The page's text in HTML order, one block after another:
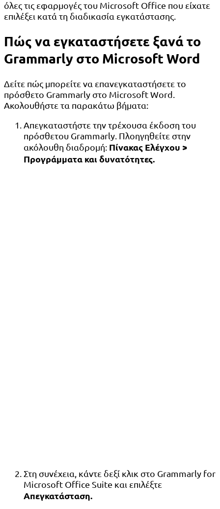
όλες τις εφαρμογές του Microsoft Office που είχατε
επιλέξει κατά τη διαδικασία εγκατάστασης.
Πώς να εγκαταστήσετε ξανά το
Grammarly στο Microsoft Word
Δείτε πώς μπορείτε να επανεγκαταστήσετε το
πρόσθετο Grammarly στο Microsoft Word.
Ακολουθήστε τα παρακάτω βήματα:
Απεγκαταστήστε την τρέχουσα έκδοση του
πρόσθετου Grammarly. Πλοηγηθείτε στην
ακόλουθη διαδρομή: Πίνακας Ελέγχου >
Προγράμματα και δυνατότητες.
Στη συνέχεια, κάντε δεξί κλικ στο Grammarly for
Microsoft Office Suite και επιλέξτε
Απεγκατάσταση.